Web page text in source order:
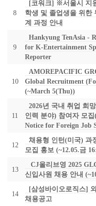
8
[코워크] ※서울시 지
학생 및 졸업생을 위한
계 과정 안내
9
Hankyung TenAsia -
for K-Entertainment
Reporter
10
AMOREPACIFIC
Global Recruitment
(~March 5(Thu))
11
2026년 국내 취업 희
인력 분야) 참여자 모
Notice for Foreign Job
12
채용형 인턴(미국) 과
모집 홍보 (~12.05.금
13
CJ올리브영 2025
신입사원 채용 안내
14
[삼성바이오로직스]
채용공고